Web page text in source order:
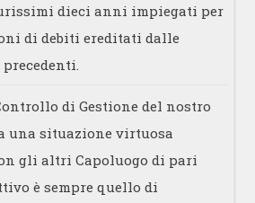
dieci anni impiegati per
di debiti ereditati dalle
di Gestione del nostro
una situazione virtuosa
gli altri Capoluogo di pari
è sempre quello di